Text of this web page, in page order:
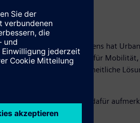
die Arbeit auf. Siemens hat
bietet Städten Lösungen für
aus einer Hand ganzheitliche
Siemens beobachtet dafür